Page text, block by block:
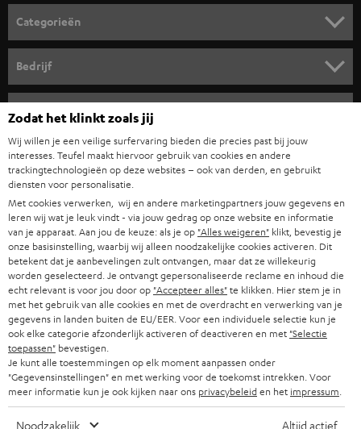
o
r
n
i
e
u
w
s
b
r
i
e
f
Categorieën
COMPLETE SYSTEMEN
HIFI-SPEAKERS
SMART HOME
BLUETOOTH
KOPTELEFOONS
BLUETOOTH KOPTELEFOONS
COMPLETE SETS
SPEAKERS
Bedrijf
SUPPORT
CARRIÈRE
PERS & MARKETING
B2B
PARTNERPROGRAMMA
BLOG
NEWSLETTER
STORES
TEUFEL VOORDELEN
TEUFEL STORY
Teufel online shops
DUITSLAND
OOSTENRIJK
ZWITSERLAND
NEDERLAND
BELGIË
FRANKRIJK
Zodat het klinkt zoals jij
Wij willen je een veilige surfervaring bieden die precies past bij jouw
interesses. Teufel maakt hiervoor gebruik van cookies en andere
trackingtechnologieën op deze websites – ook van derden, en gebruikt
diensten voor personalisatie.
Met cookies verwerken, wij en andere marketingpartners jouw gegevens en
leren wij wat je leuk vindt - via jouw gedrag op onze website en informatie
van je apparaat. Aan jou de keuze: als je op "Alles weigeren" klikt, bevestig je
onze basisinstelling, waarbij wij alleen noodzakelijke cookies activeren. Dit
betekent dat je aanbevelingen zult ontvangen, maar dat ze willekeurig
worden geselecteerd. Je ontvangt gepersonaliseerde reclame en inhoud die
echt relevant is voor jou door op "Accepteer alles"te klikken. Hier stem je in
met het gebruik van alle cookies en met de overdracht en verwerking van je
gegevens in landen buiten de EU/EER. Voor een individuele selectie kun je
ook elke categorie afzonderlijk activeren of deactiveren en met "Selectie
toepassen" bevestigen.
Je kunt alle toestemmingen op elk moment aanpassen onder
"Gegevensinstellingen" en met werking voor de toekomst intrekken. Voor
meer informatie kun je ook kijken naar ons privacybeleiden het impressum
Noodzakelijk Altijd actief